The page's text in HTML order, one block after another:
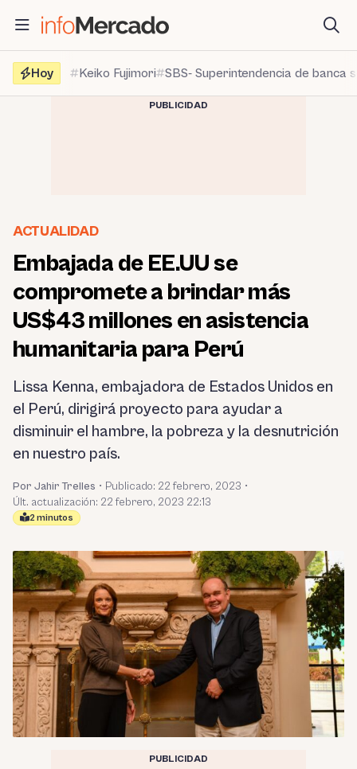
contenido
Hoy
Keiko Fujimori SBS- Superintendencia de banca
PUBLICIDAD
ACTUALIDAD
Embajada de EE.UU se
compromete a brindar más
US$43 millones en asistencia
humanitaria para Perú
Lissa Kenna, embajadora de Estados Unidos en
el Perú, dirigirá proyecto para ayudar a
disminuir el hambre, la pobreza y la desnutrición
en nuestro país.
Por Jahir Trelles • Publicado: 22 febrero, 2023 •
Últ. actualización: 22 febrero, 2023 22:13
2 minutos
PUBLICIDAD